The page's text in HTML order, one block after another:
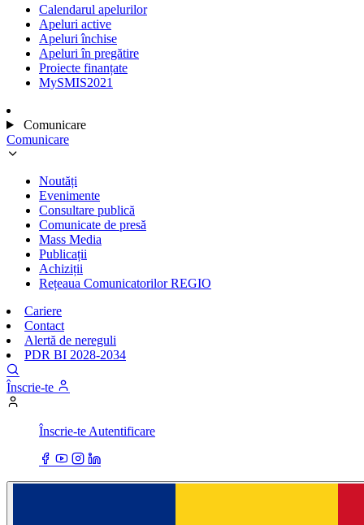
Calendarul apelurilor
Apeluri active
Apeluri închise
Apeluri în pregătire
Proiecte finanțate
MySMIS2021
Comunicare
Comunicare
Noutăți
Evenimente
Consultare publică
Comunicate de presă
Mass Media
Publicații
Achiziții
Rețeaua Comunicatorilor REGIO
Cariere
Contact
Alertă de nereguli
PDR BI 2028-2034
Înscrie-te
Înscrie-te Autentificare